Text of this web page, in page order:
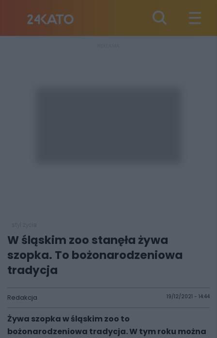
W śląskim zoo stanęła żywa
szopka. To bożonarodzeniowa
tradycja
Redakcja 19/12/2021 - 14:44
Żywa szopka w śląskim zoo to
bożonarodzeniowa tradycja. W tym roku można